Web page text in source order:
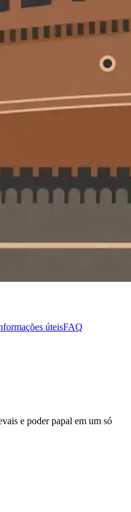
úteisFAQ
e poder papal em um só